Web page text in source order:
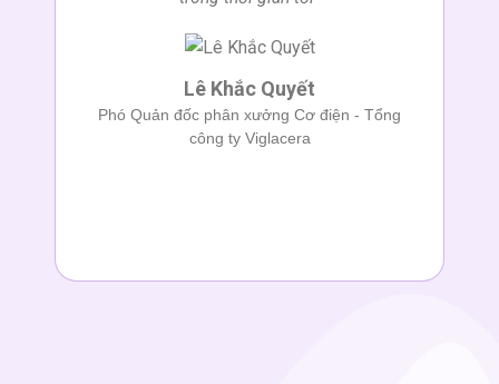
Lê Khắc Quyết
Phó Quản đốc phân xưởng Cơ điện - Tổng
công ty Viglacera